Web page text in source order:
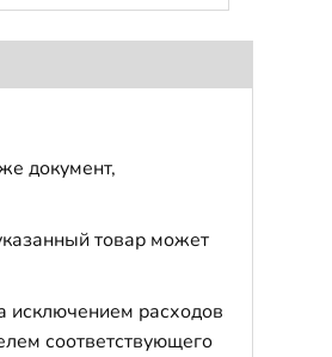
документ,
товар может
исключением расходов
соответствующего